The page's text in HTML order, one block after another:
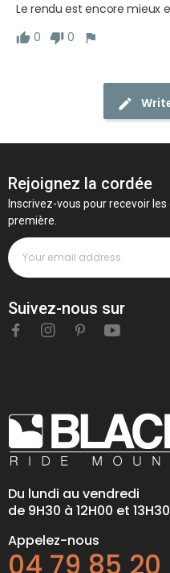
Le rendu est encore mieux
0
0
Rejoignez la cordée
Inscrivez-vous pour recevoir
première.
Suivez-nous sur
Du lundi au vendredi
de 9H30 à 12H00 et
Appelez-nous